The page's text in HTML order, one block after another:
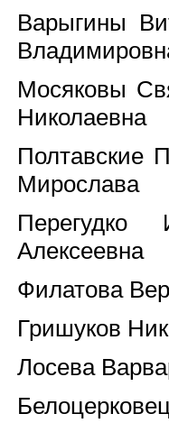
Варыгины
Мосяковы
Николаевна
Полтавские
Мирослава
Алексеевна
Филатова
Гришуков
Лосева